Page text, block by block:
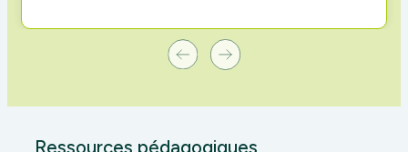
Ressources pédagogiques